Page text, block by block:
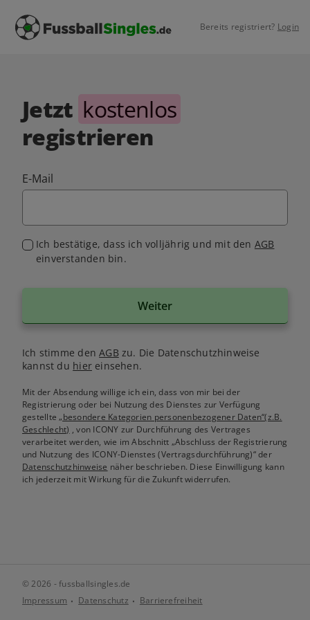
Bereits registriert? Login
Jetzt kostenlos
registrieren
E-Mail
Ich bestätige, dass ich volljährig und mit den AGB
einverstanden bin.
Weiter
Ich stimme denAGB zu. Die Datenschutzhinweise
kannst du hiereinsehen.
Mit der Absendung willige ich ein, dass von mir bei der
Registrierung oder bei Nutzung des Dienstes zur Verfügung
gestellte„besondere Kategorien personenbezogener Daten“(z.B.
Geschlecht) , von ICONY zur Durchführung des Vertrages
verarbeitet werden, wie im Abschnitt „Abschluss der Registrierung
und Nutzung des ICONY-Dienstes (Vertragsdurchführung)“ der
Datenschutzhinweise näher beschrieben. Diese Einwilligung kann
ich jederzeit mit Wirkung für die Zukunft widerrufen.
© 2026 - fussballsingles.de
Impressum
Datenschutz Barrierefreiheit